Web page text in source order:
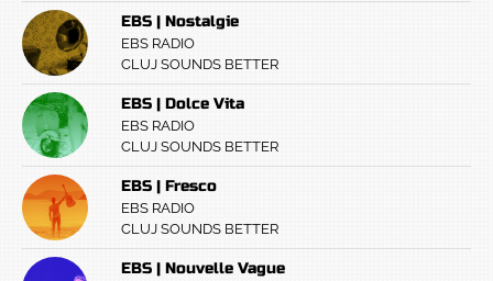
EBS | Nostalgie
EBS RADIO
CLUJ SOUNDS BETTER
EBS | Dolce Vita
EBS RADIO
CLUJ SOUNDS BETTER
EBS | Fresco
EBS RADIO
CLUJ SOUNDS BETTER
EBS | Nouvelle Vague